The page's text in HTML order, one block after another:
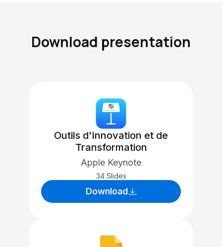
Download presentation
Outils d'Innovation et de
Transformation
Apple Keynote
34 Slides
Download